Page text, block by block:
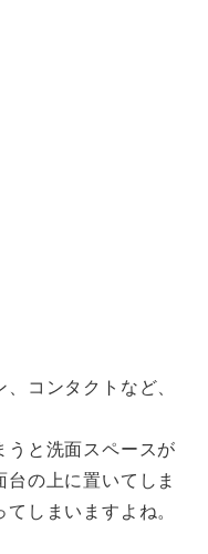
コンタクトなど、
うと洗面スペースが
の上に置いてしま
しまいますよね。